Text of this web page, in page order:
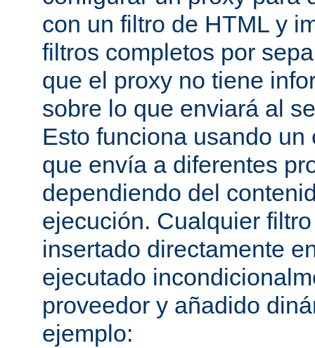
con un filtro de HTML y
filtros completos por
que el proxy no tiene
sobre lo que enviará al
Esto funciona usando un
que envía a diferentes
dependiendo del
ejecución. Cualquier
insertado directamente
ejecutado
proveedor y añadido
ejemplo: